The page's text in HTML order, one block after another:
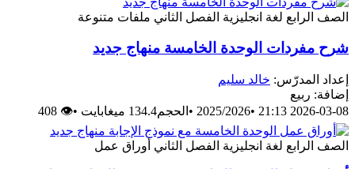
الصف الرابع لغة انجليزية الفصل الثاني ملفات متنوعة
شرح مفردات الوحدة الخامسة منهاج جديد
إعداد المدرّس: خالد سليم
إضافة: ربيع
2026-03-08 21:13
•
2025/2026
•الحجم134.4 ميغابايت •
👁 408
الصف الرابع لغة انجليزية الفصل الثاني أوراق عمل